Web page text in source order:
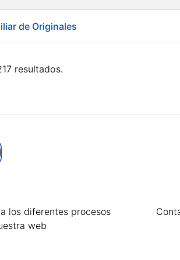
de Originales
resultados.
los diferentes procesos
web